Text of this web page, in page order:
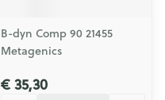
B-dyn Comp 90 21455
Metagenics
€ 35,30